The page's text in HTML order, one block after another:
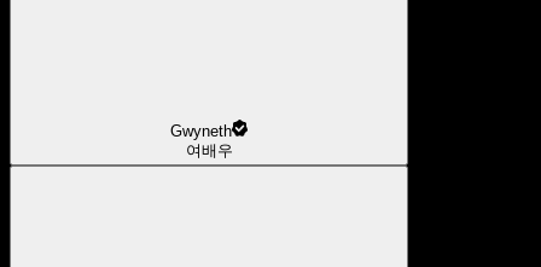
Gwyneth
여배우